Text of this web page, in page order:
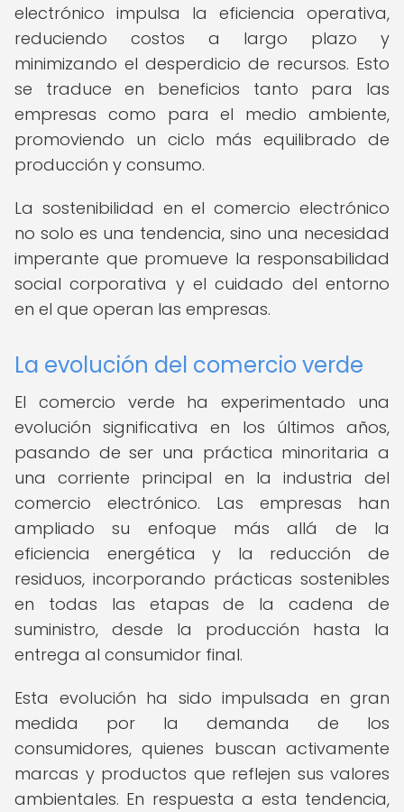
electrónico impulsa la eficiencia operativa,
reduciendo costos a largo plazo y
minimizando el desperdicio de recursos. Esto
se traduce en beneficios tanto para las
empresas como para el medio ambiente,
promoviendo un ciclo más equilibrado de
producción y consumo.
La sostenibilidad en el comercio electrónico
no solo es una tendencia, sino una necesidad
imperante que promueve la responsabilidad
social corporativa y el cuidado del entorno
en el que operan las empresas.
La evolución del comercio verde
El comercio verde ha experimentado una
evolución significativa en los últimos años,
pasando de ser una práctica minoritaria a
una corriente principal en la industria del
comercio electrónico. Las empresas han
ampliado su enfoque más allá de la
eficiencia energética y la reducción de
residuos, incorporando prácticas sostenibles
en todas las etapas de la cadena de
suministro, desde la producción hasta la
entrega al consumidor final.
Esta evolución ha sido impulsada en gran
medida por la demanda de los
consumidores, quienes buscan activamente
marcas y productos que reflejen sus valores
ambientales. En respuesta a esta tendencia,